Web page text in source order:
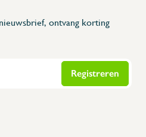
ontvang korting
Registreren